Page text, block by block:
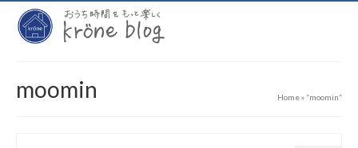
moomin Home» “moomin“